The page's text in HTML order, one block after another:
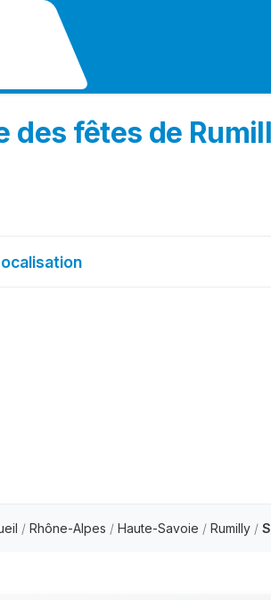
des fêtes de
/ Rhône-Alpes / Haute-Savoie / Rumilly /